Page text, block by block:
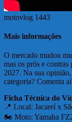
motovlog 1443
Mais informações
O mercado mudou
mas os prós e contras
2027. Na sua
categoria? Comenta
Ficha Técnica do
📍 Local: Jacareí x
🏍️ Moto: Yamaha